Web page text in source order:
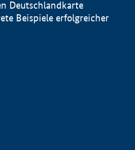
Deutschlandkarte
Beispiele erfolgreicher